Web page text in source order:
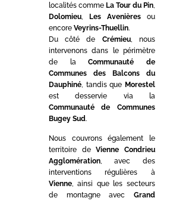
localités comme La Tour du Pin
Dolomieu, Les Avenièresou
encore Veyrins-Thuellin.
Du côté de Crémieu, nous
intervenons dans le périmètre
de laCommunauté de
Communes des Balcons du
Dauphiné, tandis que Morestel
est desservie via la
Communauté de Communes
Bugey Sud.
Nous couvrons également le
territoire deVienne Condrieu
Agglomération, avec des
interventions régulières à
Vienne, ainsi que les secteurs
de montagne avec Grand